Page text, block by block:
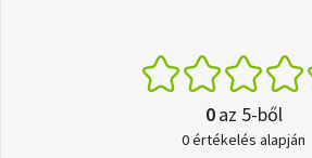
0az 5-ből
0 értékelés alapján